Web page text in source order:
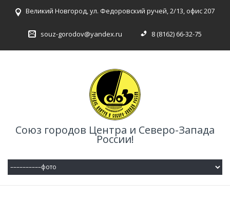
Великий Новгород, ул. Федоровский ручей, 2/13, офис 207
souz-gorodov@yandex.ru 8 (8162) 66-32-75
Союз городов Центра и Северо-Запада
России!